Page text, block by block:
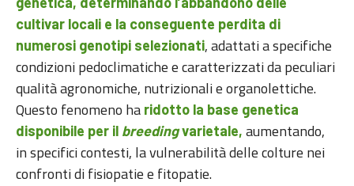
cultivar locali e la conseguente perdita di
numerosi genotipi selezionati, adattati a specifiche
condizioni pedoclimatiche e caratterizzati da peculiari
qualità agronomiche, nutrizionali e organolettiche.
Questo fenomeno ha ridotto la base genetica
disponibile per il breedingvarietale, aumentando,
in specifici contesti, la vulnerabilità delle colture nei
confronti di fisiopatie e fitopatie.